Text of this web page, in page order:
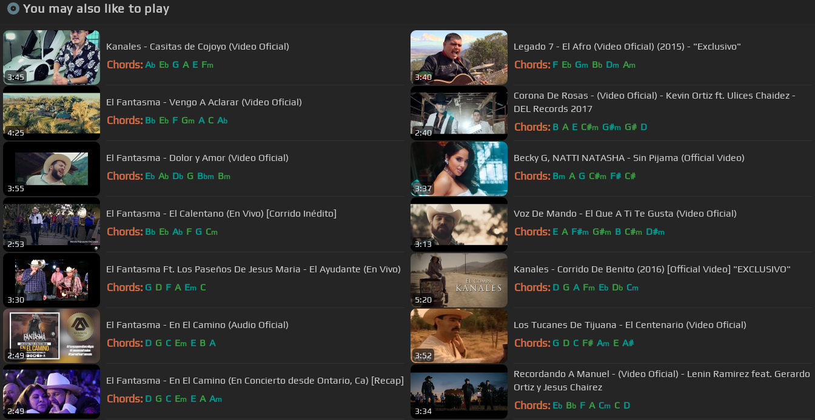
You may also like to play
3:45
Kanales - Casitas de Cojoyo (Video Oficial)
Chords: Ab Eb G A E Fm
3:40
Legado 7 - El Afro (Video Oficial) (2015) - "Exclusivo"
Chords: F Eb Gm Bb Dm Am
4:25
El Fantasma - Vengo A Aclarar (Video Oficial)
Chords: Bb Eb F Gm A C Ab
2:40
Corona De Rosas - (Video Oficial) - Kevin Ortiz ft. Ulices Chaidez -
DEL Records 2017
Chords: B A E C#m G#m G# D
3:55
El Fantasma - Dolor y Amor (Video Oficial)
Chords: Eb Ab Db G Bbm Bm
3:37
Becky G, NATTI NATASHA - Sin Pijama (Official Video)
Chords: Bm A G C#m F# C#
2:53
El Fantasma - El Calentano (En Vivo) [Corrido Inédito]
Chords: Bb Eb Ab F G Cm
3:13
Voz De Mando - El Que A Ti Te Gusta (Video Oficial)
Chords: E A F#m G#m B C#m D#m
3:30
El Fantasma Ft. Los Paseños De Jesus Maria - El Ayudante (En Vivo)
Chords: G D F A Em C
5:20
Kanales - Corrido De Benito (2016) [Official Video] "EXCLUSIVO"
Chords: D G A Fm Eb Db Cm
2:49
El Fantasma - En El Camino (Audio Oficial)
Chords: D G C Em E B A
3:52
Los Tucanes De Tijuana - El Centenario (Video Oficial)
Chords: G D C F# Am E A#
2:49
El Fantasma - En El Camino (En Concierto desde Ontario, Ca) [Recap]
Chords: D G C Em E A Am
3:34
Recordando A Manuel - (Video Oficial) - Lenin Ramirez feat. Gerardo
Ortiz y Jesus Chairez
Chords: Eb Bb F A Cm C D